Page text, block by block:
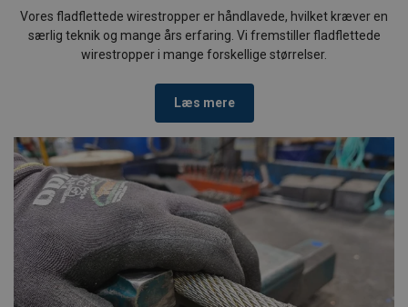
Vores fladflettede wirestropper er håndlavede, hvilket kræver en
særlig teknik og mange års erfaring. Vi fremstiller fladflettede
wirestropper i mange forskellige størrelser.
Læs mere